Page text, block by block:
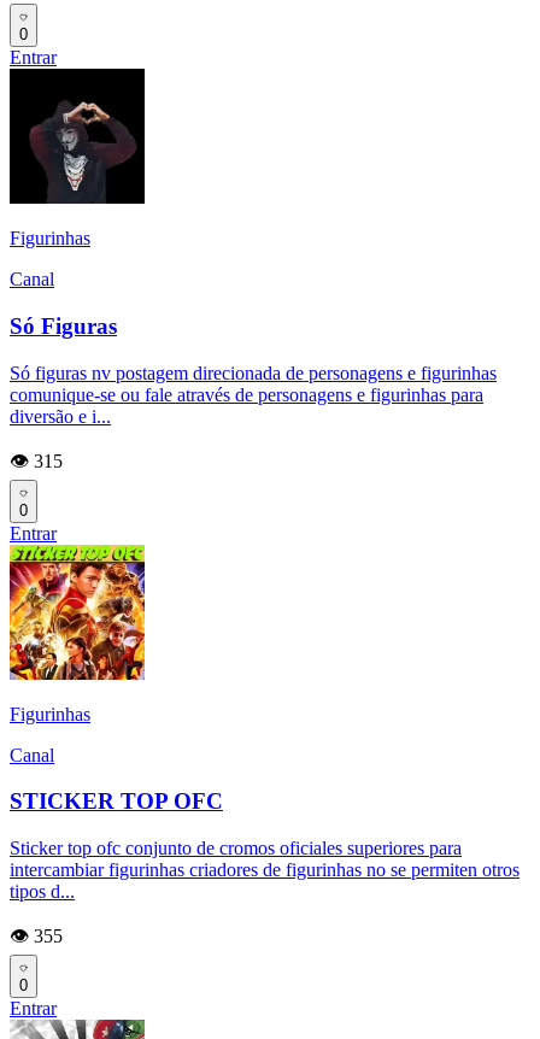
0
Entrar
Figurinhas
Canal
Só Figuras
Só figuras nv postagem direcionada de personagens e figurinhas
comunique-se ou fale através de personagens e figurinhas para
diversão e i...
👁️ 315
0
Entrar
Figurinhas
Canal
STICKER TOP OFC
Sticker top ofc conjunto de cromos oficiales superiores para
intercambiar figurinhas criadores de figurinhas no se permiten otros
tipos d...
👁️ 355
0
Entrar